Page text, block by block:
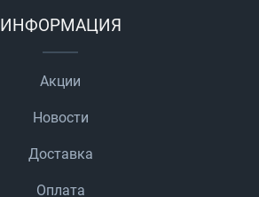
ИНФОРМАЦИЯ
Акции
Новости
Доставка
Оплата